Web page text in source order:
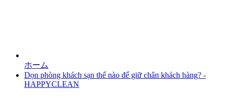
ホーム
Dọn phòng khách sạn thế nào để giữ chân khách hàng? -
HAPPYCLEAN